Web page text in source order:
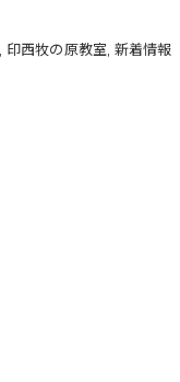
印西牧の原教室 新着情報